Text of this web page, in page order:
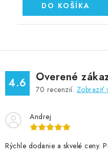
DO KOŠÍKA
4.6 Overené
70 recenzií. Zobraziť
Andrej
Rýchle dodanie a skvelé ceny.